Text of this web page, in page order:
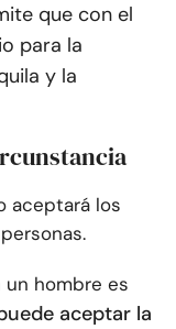
que con el
para la
y la
aceptará los
un hombre es
aceptar la